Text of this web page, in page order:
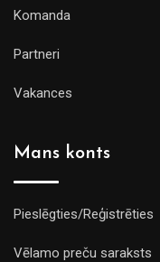
Komanda
Partneri
Vakances
Mans konts
Pieslēgties/Reģistrēties
Vēlamo preču saraksts